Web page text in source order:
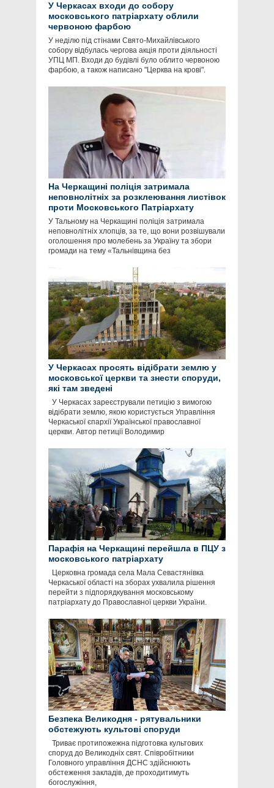
У Черкасах входи до собору
московського патріархату облили
червоною фарбою
У неділю під стінами Свято-Михайлівського
собору відбулась чергова акція проти діяльності
УПЦ МП. Входи до будівлі було облито червоною
фарбою, а також написано "Церква на крові".
На Черкащині поліція затримала
неповнолітніх за розклеювання листівок
проти Московського Патріархату
У Тальному на Черкащині поліція затримала
неповнолітніх хлопців, за те, що вони розвішували
оголошення про молебень за Україну та збори
громади на тему «Тальнівщина без
У Черкасах просять відібрати землю у
московської церкви та знести споруди,
які там зведені
У Черкасах зареєстрували петицію з вимогою
відібрати землю, якою користується Управління
Черкаської єпархії Української православної
церкви. Автор петиції Володимир
Парафія на Черкащині перейшла в ПЦУ з
московського патріархату
Церковна громада села Мала Севастянівка
Черкаської області на зборах ухвалила рішення
перейти з підпорядкування московському
патріархату до Православної церкви України.
Безпека Великодня - рятувальники
обстежують культові споруди
Триває протипожежна підготовка культових
споруд до Великодніх свят. Співробітники
Головного управління ДСНС здійснюють
обстеження закладів, де проходитимуть
богослужіння,